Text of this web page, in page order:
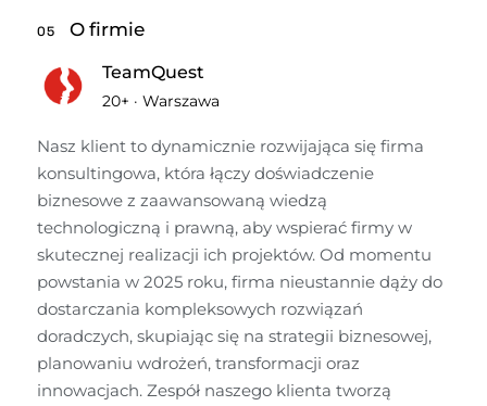
05 O firmie
TeamQuest
20+ ·Warszawa
Nasz klient to dynamicznie rozwijająca się firma
konsultingowa, która łączy doświadczenie
biznesowe z zaawansowaną wiedzą
technologiczną i prawną, aby wspierać firmy w
skutecznej realizacji ich projektów. Od momentu
powstania w 2025 roku, firma nieustannie dąży do
dostarczania kompleksowych rozwiązań
doradczych, skupiając się na strategii biznesowej,
planowaniu wdrożeń, transformacji oraz
innowacjach. Zespół naszego klienta tworzą